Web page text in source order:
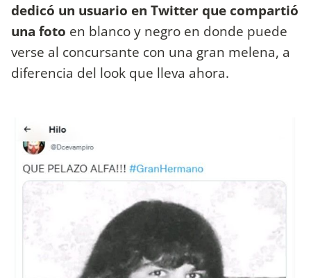
dedicó un usuario en Twitter que compartió
una foto en blanco y negro en donde puede
verse al concursante con una gran melena, a
diferencia del look que lleva ahora.